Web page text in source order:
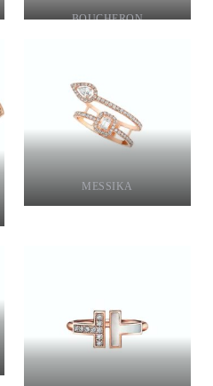
BOUCHERON
MESSIKA